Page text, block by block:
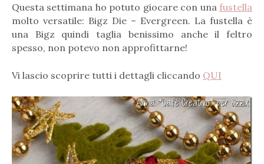
Questa settimana ho potuto giocare con una fustella
molto versatile: Bigz Die – Evergreen. La fustella è
una Bigz quindi taglia benissimo anche il feltro
spesso, non potevo non approfittarne!
Vi lascio scoprire tutti i dettagli cliccando QUI